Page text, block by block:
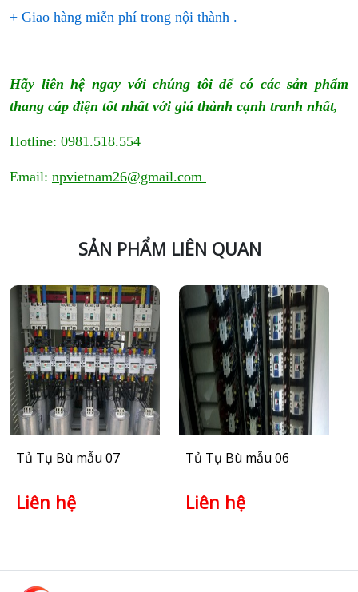
+ Giao hàng miễn phí trong nội thành .
Hãy liên hệ ngay với chúng tôi để có các sản phẩm
thang cáp điện tốt nhất với giá thành cạnh tranh nhất,
Hotline: 0981.518.554
Email: npvietnam26@gmail.com
SẢN PHẨM LIÊN QUAN
Tủ Tụ Bù mẫu 07
Liên hệ
Tủ Tụ Bù mẫu 06
Liên hệ